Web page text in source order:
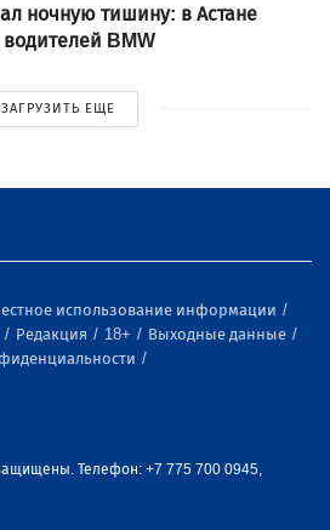
ночную тишину: в Астане
BMW
ЗАГРУЗИТЬ ЕЩЕ
использование информации
Редакция 18+
Выходные данные
Телефон: +7 775 700 0945,